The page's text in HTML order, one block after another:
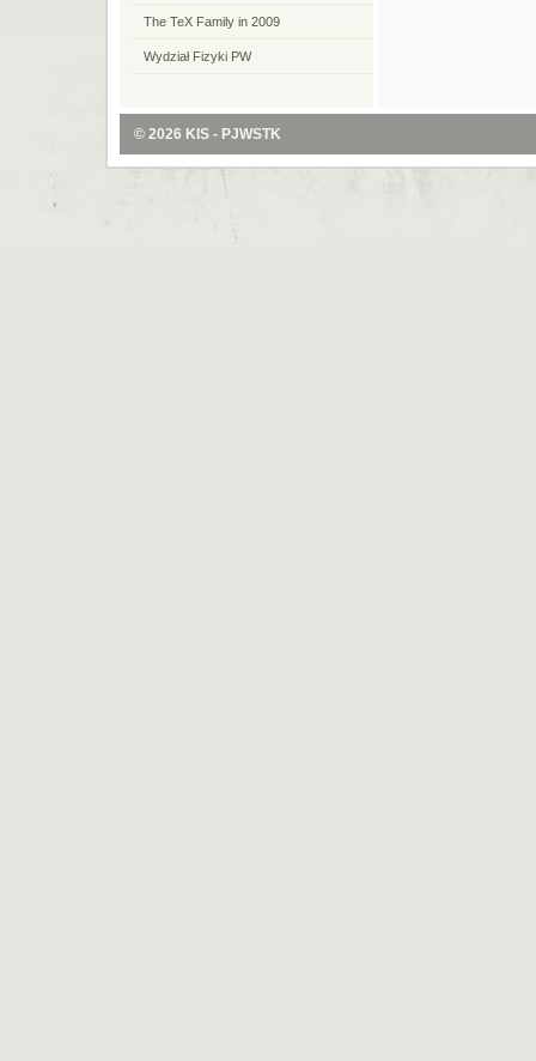
The TeX Family in 2009
Wydział Fizyki PW
© 2026 KIS - PJWSTK